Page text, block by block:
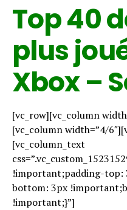
Top 40
plus
Xbox –
[vc_row][vc_column
[vc_column width=”4/
[vc_column_text
!important;padding-
bottom: 3px
!important;}”]